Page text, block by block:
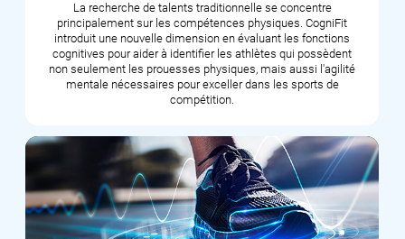
La recherche de talents traditionnelle se concentre
principalement sur les compétences physiques. CogniFit
introduit une nouvelle dimension en évaluant les fonctions
cognitives pour aider à identifier les athlètes qui possèdent
non seulement les prouesses physiques, mais aussi l'agilité
mentale nécessaires pour exceller dans les sports de
compétition.